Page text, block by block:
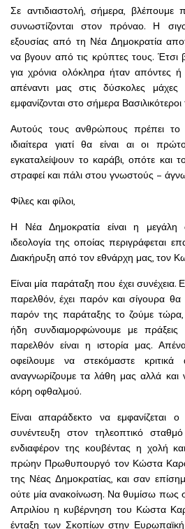
Σε αντιδιαστολή, σήμερα, βλέπουμε
συνωστίζονται στον πρόναο. Η
εξουσίας από τη Νέα Δημοκρατία
να βγουν από τις κρύπτες τους.
για χρόνια ολόκληρα ήταν απόντες ή
απέναντι μας στις δύσκολες
εμφανίζονται στο σήμερα
Αυτούς τους ανθρώπους πρέπει το
ιδιαίτερα γιατί θα είναι αι οι
εγκαταλείψουν το καράβι, οπότε και
στραφεί και πάλι στου γνωστούς –
Φίλες και φίλοι,
Η Νέα Δημοκρατία είναι η μεγάλη
ιδεολογία της οποίας περιγράφεται
Διακήρυξη από τον εθνάρχη μας, τον
Είναι μία παράταξη που έχει συνέχεια.
παρελθόν, έχει παρόν και σίγουρα θα
παρόν της παράταξης το ζούμε τώρα,
ήδη συνδιαμορφώνουμε με πράξεις
παρελθόν είναι η ιστορία μας.
οφείλουμε να στεκόμαστε
αναγνωρίζουμε τα λάθη μας αλλά
κόρη οφθαλμού.
Είναι απαράδεκτο να εμφανίζεται
συνέντευξη στον τηλεοπτικό
ενδιαφέρον της κουβέντας η χολή
πρώην Πρωθυπουργό τον Κώστα
της Νέας Δημοκρατίας, και σαν
ούτε μία ανακοίνωση. Να θυμίσω πως
Απριλίου η κυβέρνηση του Κώστα
ένταξη των Σκοπίων στην